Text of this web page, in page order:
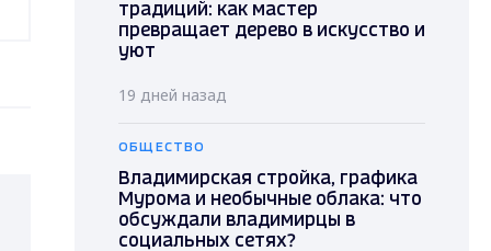
традиций: как мастер
превращает дерево в искусство и
уют
19 дней назад
ОБЩЕСТВО
Владимирская стройка, графика
Мурома и необычные облака: что
обсуждали владимирцы в
социальных сетях?